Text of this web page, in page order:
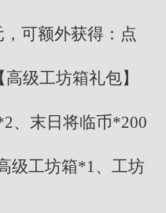
可额外获得：点
级工坊箱礼包】
、末日将临币*200
级工坊箱*1、工坊